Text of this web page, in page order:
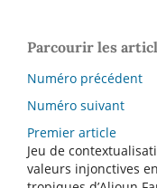
Parcourir les
Numéro précédent
Numéro suivant
Premier article
Jeu de
valeurs injonctives